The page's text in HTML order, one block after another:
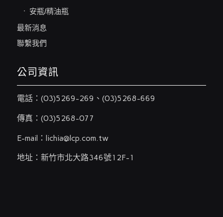
安瓶/精油瓶
最新消息
聯繫我們
公司資訊
電話： (03)5269-269 、 (03)5268-669
傳真：(03)5268-077
E-mail： lichia@lcp.com.tw
地址：新竹市北大路346號12F-1